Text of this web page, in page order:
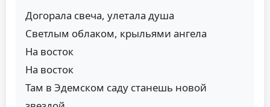
Догорала свеча, улетала душа
Светлым облаком, крыльями ангела
На восток
На восток
Там в Эдемском саду станешь новой